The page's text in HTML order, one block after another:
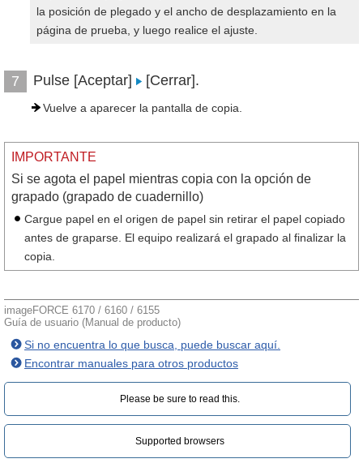
la posición de plegado y el ancho de desplazamiento en la
página de prueba, y luego realice el ajuste.
7 Pulse [Aceptar] [Cerrar].
Vuelve a aparecer la pantalla de copia.
IMPORTANTE
Si se agota el papel mientras copia con la opción de
grapado (grapado de cuadernillo)
Cargue papel en el origen de papel sin retirar el papel copiado
antes de graparse. El equipo realizará el grapado al finalizar la
copia.
imageFORCE 6170 / 6160 / 6155
Guía de usuario (Manual de producto)
Si no encuentra lo que busca, puede buscar aquí.
Encontrar manuales para otros productos
Please be sure to read this.‎
Supported browsers